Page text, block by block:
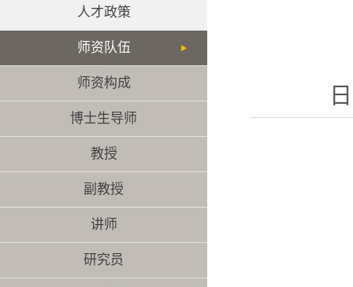
人才政策
师资队伍
师资构成
博士生导师
教授
副教授
讲师
研究员